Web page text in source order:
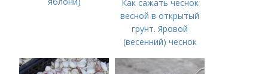
Как сажать чеснок
весной в открытый
грунт. Яровой
(весенний) чеснок